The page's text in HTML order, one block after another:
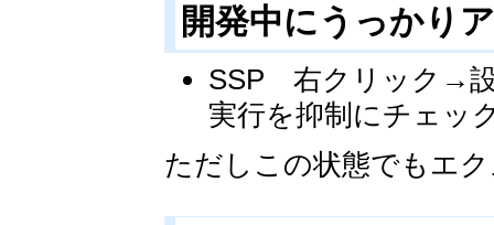
開発中にうっかり
SSP 右クリック→
実行を抑制にチェッ
ただしこの状態でもエ